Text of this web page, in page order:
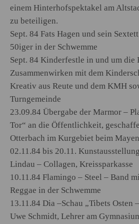
einem Hinterhofspektakel am
zu beteiligen.
Sept. 84 Fats Hagen und sein
50iger in der Schwemme
Sept. 84 Kinderfestle in und um
Zusammenwirken mit dem
Kreativ aus Reute und dem KMH
Turngemeinde
23.09.84 Übergabe der Marmor –
Tor“ an die Öffentlichkeit,
Otterbach im Kurgebiet beim
02.11.84 bis 20.11.
Lindau – Collagen, Kreissparkasse
10.11.84 Flamingo – Steel – Band
Reggae in der Schwemme
13.11.84 Dia –Schau „Tibets Osten
Uwe Schmidt, Lehrer am